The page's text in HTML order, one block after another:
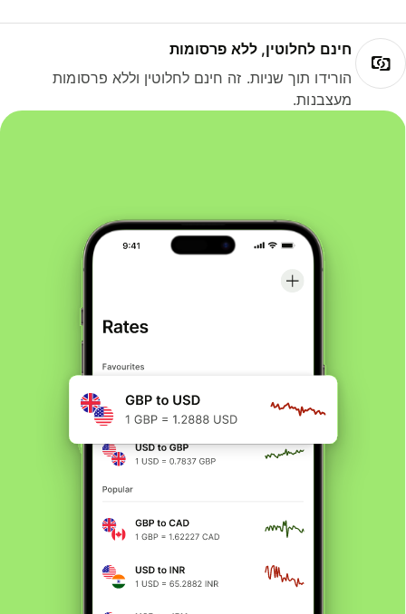
חינם לחלוטין, ללא פרסומות
הורידו תוך שניות. זה חינם לחלוטין וללא פרסומות
מעצבנות.